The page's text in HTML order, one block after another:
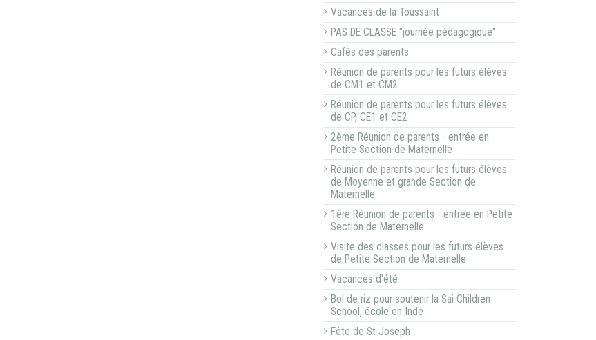
Vacances de la Toussaint
PAS DE CLASSE "journée pédagogique"
Cafés des parents
Réunion de parents pour les futurs élèves
de CM1 et CM2
Réunion de parents pour les futurs élèves
de CP, CE1 et CE2
2ème Réunion de parents - entrée en
Petite Section de Maternelle
Réunion de parents pour les futurs élèves
de Moyenne et grande Section de
Maternelle
1ère Réunion de parents - entrée en Petite
Section de Maternelle
Visite des classes pour les futurs élèves
de Petite Section de Maternelle
Vacances d'été
Bol de riz pour soutenir la Sai Children
School, école en Inde
Fête de St Joseph